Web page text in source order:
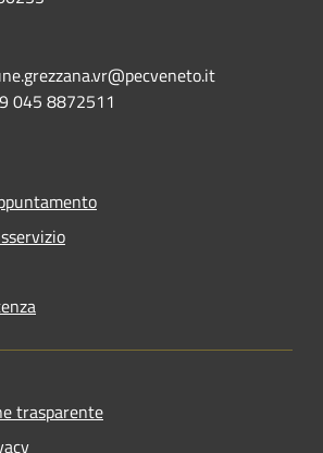
045 8872511
trasparente